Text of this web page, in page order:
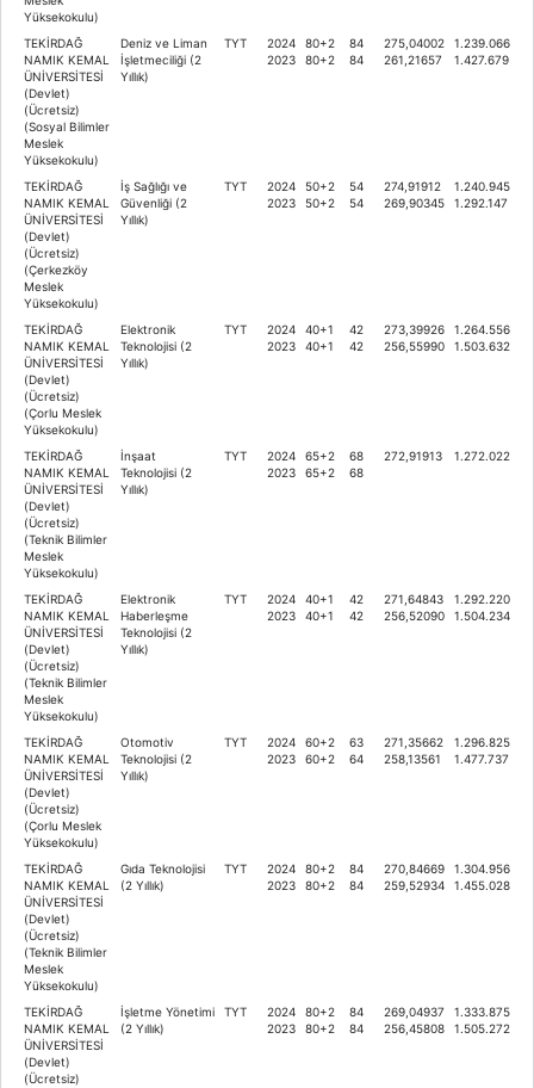
Yüksekokulu)
TEKİRDAĞ
NAMIK KEMAL
ÜNİVERSİTESİ
(Devlet)
(Ücretsiz)
(Sosyal Bilimler
Meslek
Yüksekokulu)
Deniz ve Liman
İşletmeciliği (2
Yıllık)
TYT
2024
2023
80+2
80+2
84
84
275,04002
261,21657
1.239.066
1.427.679
TEKİRDAĞ
NAMIK KEMAL
ÜNİVERSİTESİ
(Devlet)
(Ücretsiz)
(Çerkezköy
Meslek
Yüksekokulu)
İş Sağlığı ve
Güvenliği (2
Yıllık)
TYT
2024
2023
50+2
50+2
54
54
274,91912
269,90345
1.240.945
1.292.147
TEKİRDAĞ
NAMIK KEMAL
ÜNİVERSİTESİ
(Devlet)
(Ücretsiz)
(Çorlu Meslek
Yüksekokulu)
Elektronik
Teknolojisi (2
Yıllık)
TYT
2024
2023
40+1
40+1
42
42
273,39926
256,55990
1.264.556
1.503.632
TEKİRDAĞ
NAMIK KEMAL
ÜNİVERSİTESİ
(Devlet)
(Ücretsiz)
(Teknik Bilimler
Meslek
Yüksekokulu)
İnşaat
Teknolojisi (2
Yıllık)
TYT
2024
2023
65+2
65+2
68
68
272,91913 1.272.022
TEKİRDAĞ
NAMIK KEMAL
ÜNİVERSİTESİ
(Devlet)
(Ücretsiz)
(Teknik Bilimler
Meslek
Yüksekokulu)
Elektronik
Haberleşme
Teknolojisi (2
Yıllık)
TYT
2024
2023
40+1
40+1
42
42
271,64843
256,52090
1.292.220
1.504.234
TEKİRDAĞ
NAMIK KEMAL
ÜNİVERSİTESİ
(Devlet)
(Ücretsiz)
(Çorlu Meslek
Yüksekokulu)
Otomotiv
Teknolojisi (2
Yıllık)
TYT
2024
2023
60+2
60+2
63
64
271,35662
258,13561
1.296.825
1.477.737
TEKİRDAĞ
NAMIK KEMAL
ÜNİVERSİTESİ
(Devlet)
(Ücretsiz)
(Teknik Bilimler
Meslek
Yüksekokulu)
Gıda Teknolojisi
(2 Yıllık)
TYT
2024
2023
80+2
80+2
84
84
270,84669
259,52934
1.304.956
1.455.028
TEKİRDAĞ
NAMIK KEMAL
ÜNİVERSİTESİ
(Devlet)
(Ücretsiz)
İşletme Yönetimi
(2 Yıllık)
TYT
2024
2023
80+2
80+2
84
84
269,04937
256,45808
1.333.875
1.505.272